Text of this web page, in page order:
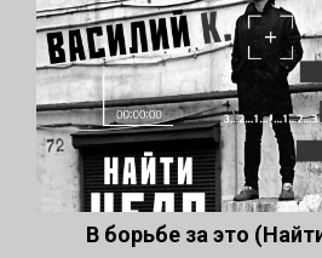
В борьбе за это